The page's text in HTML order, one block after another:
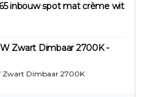
inbouw spot mat crème wit
Zwart Dimbaar 2700K -
Zwart Dimbaar 2700K